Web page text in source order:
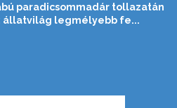
paradicsommadár tollazatán
állatvilág legmélyebb fe...